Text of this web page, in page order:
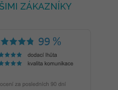
ZÁKAZNÍKY